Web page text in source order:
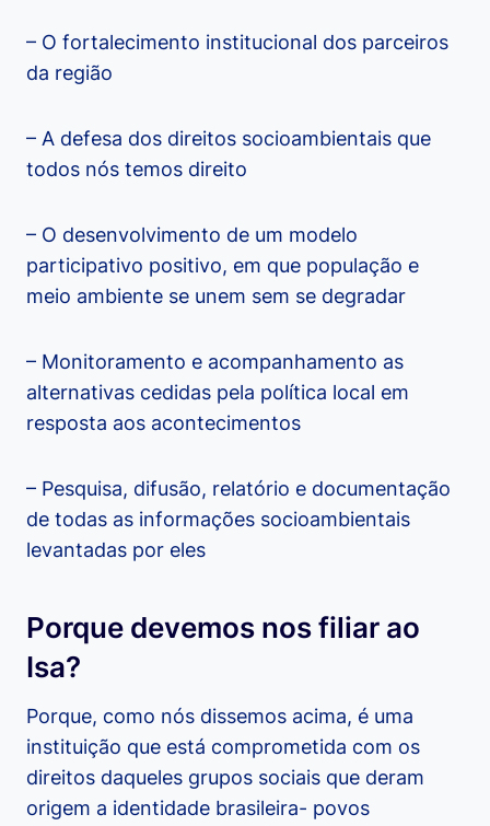
– O fortalecimento institucional dos parceiros
da região
– A defesa dos direitos socioambientais que
todos nós temos direito
– O desenvolvimento de um modelo
participativo positivo, em que população e
meio ambiente se unem sem se degradar
– Monitoramento e acompanhamento as
alternativas cedidas pela política local em
resposta aos acontecimentos
– Pesquisa, difusão, relatório e documentação
de todas as informações socioambientais
levantadas por eles
Porque devemos nos filiar ao
Isa?
Porque, como nós dissemos acima, é uma
instituição que está comprometida com os
direitos daqueles grupos sociais que deram
origem a identidade brasileira- povos